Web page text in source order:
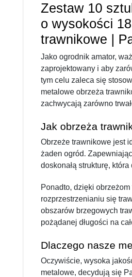
Zestaw 10
o wysokości
trawnikowe |
Jako ogrodnik amator,
zaprojektowany i aby
tym celu zaleca się
metalowe obrzeża
zachwycają zarówno
Jak obrzeża
Obrzeże trawnikowe jest
żaden ogród.
doskonałą strukturę,
Ponadto, dzięki
rozprzestrzenianiu się
obszarów brzegowych
pożądanej długości na
Dlaczego nasze
Oczywiście, wysoka
metalowe, decydują się